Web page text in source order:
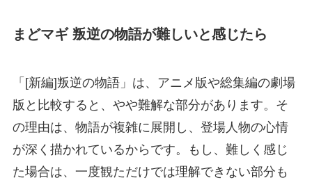
まどマギ 叛逆の物語が難しいと感じたら
「[新編]叛逆の物語」は、アニメ版や総集編の劇場
版と比較すると、やや難解な部分があります。そ
の理由は、物語が複雑に展開し、登場人物の心情
が深く描かれているからです。もし、難しく感じ
た場合は、一度観ただけでは理解できない部分も